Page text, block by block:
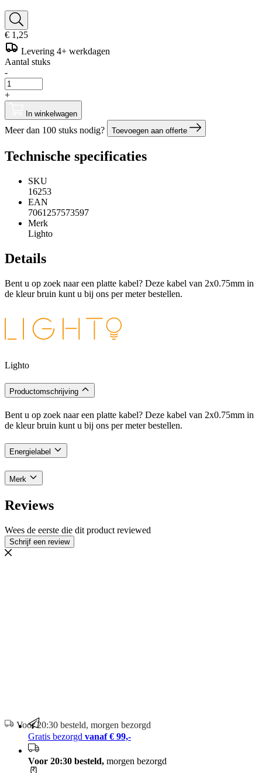
€ 1,25
Levering 4+ werkdagen
Aantal stuks
-
+
In winkelwagen
Meer dan 100 stuks nodig? Toevoegen aan offerte
Technische specificaties
SKU
16253
EAN
7061257573597
Merk
Lighto
Details
Bent u op zoek naar een platte kabel? Deze kabel van 2x0.75mm in
de kleur bruin kunt u bij ons per meter bestellen.
Lighto
Productomschrijving
Bent u op zoek naar een platte kabel? Deze kabel van 2x0.75mm in
de kleur bruin kunt u bij ons per meter bestellen.
Energielabel
Merk
Reviews
Wees de eerste die dit product reviewed
Schrijf een review
100% breukloze bezorging
Gratis bezorgd vanaf € 99,-
Voor 20:30 besteld, morgen bezorgd